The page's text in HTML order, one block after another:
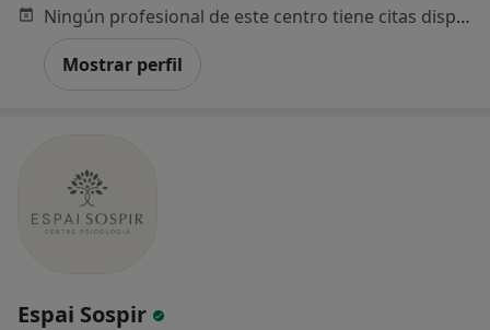
Ningún profesional de este centro tiene citas disponibles
Mostrar perfil
Espai Sospir